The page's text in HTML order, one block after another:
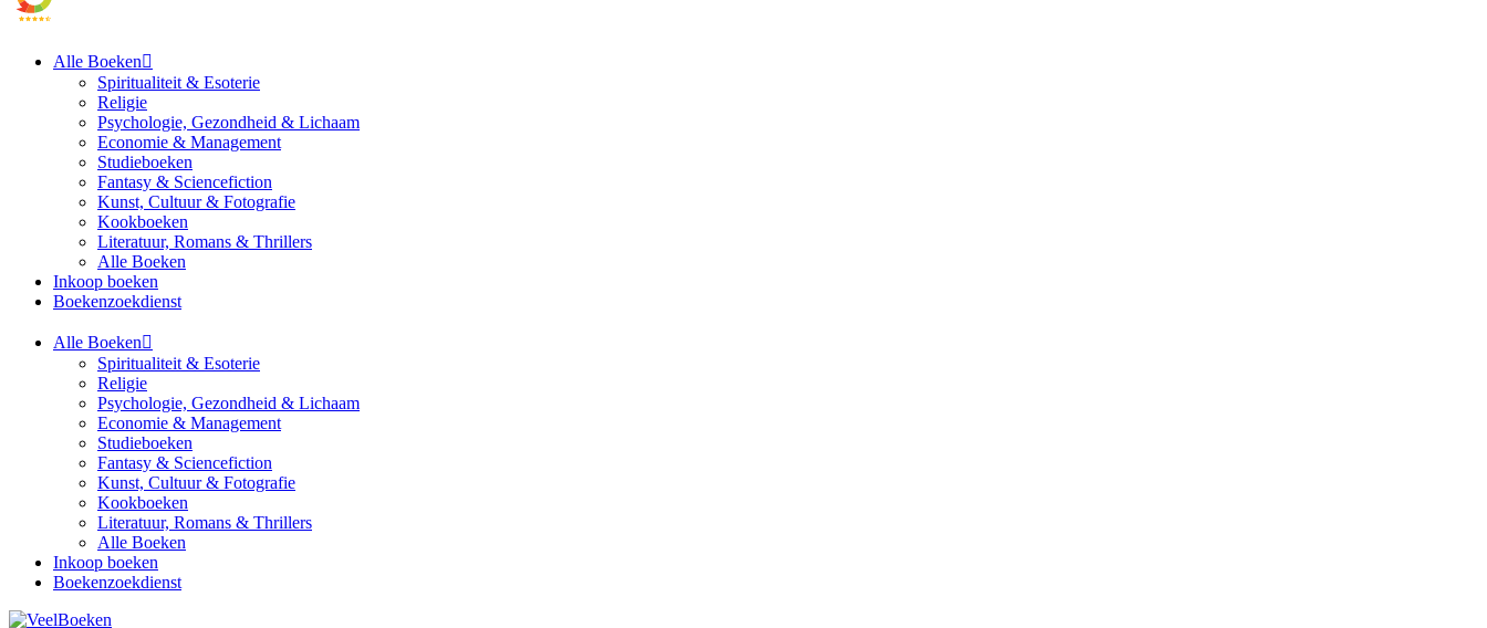
Alle Boeken
Spiritualiteit & Esoterie
Religie
Psychologie, Gezondheid & Lichaam
Economie & Management
Studieboeken
Fantasy & Sciencefiction
Kunst, Cultuur & Fotografie
Kookboeken
Literatuur, Romans & Thrillers
Alle Boeken
Inkoop boeken
Boekenzoekdienst
Alle Boeken
Spiritualiteit & Esoterie
Religie
Psychologie, Gezondheid & Lichaam
Economie & Management
Studieboeken
Fantasy & Sciencefiction
Kunst, Cultuur & Fotografie
Kookboeken
Literatuur, Romans & Thrillers
Alle Boeken
Inkoop boeken
Boekenzoekdienst